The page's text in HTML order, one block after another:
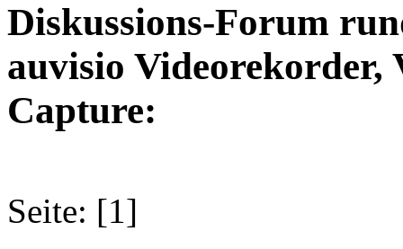
Diskussions-Forum
auvisio Videorekorder,
Capture:
Seite: [1]